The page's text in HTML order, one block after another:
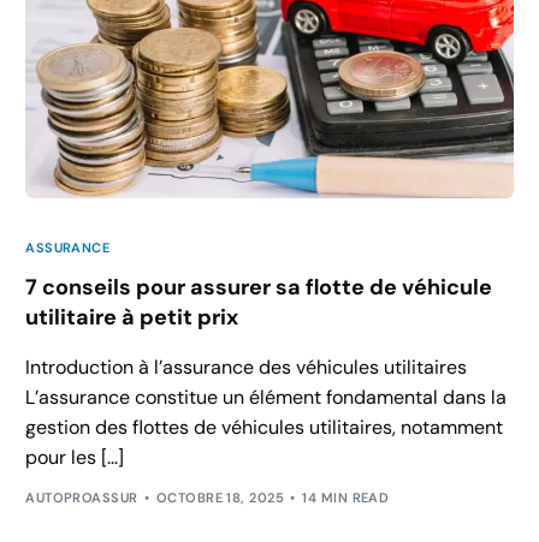
ASSURANCE
7 conseils pour assurer sa flotte de véhicule
utilitaire à petit prix
Introduction à l’assurance des véhicules utilitaires
L’assurance constitue un élément fondamental dans la
gestion des flottes de véhicules utilitaires, notamment
pour les […]
AUTOPROASSUR OCTOBRE 18, 2025 14 MIN READ